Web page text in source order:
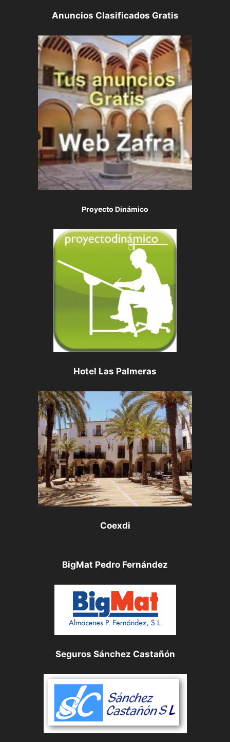
Anuncios Clasificados Gratis
Proyecto Dinámico
Hotel Las Palmeras
Coexdi
BigMat Pedro Fernández
Seguros Sánchez Castañón